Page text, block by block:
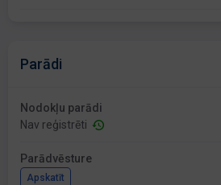
Parādi
Nodokļu parādi
Nav reģistrēti
Parādvēsture
Apskatīt